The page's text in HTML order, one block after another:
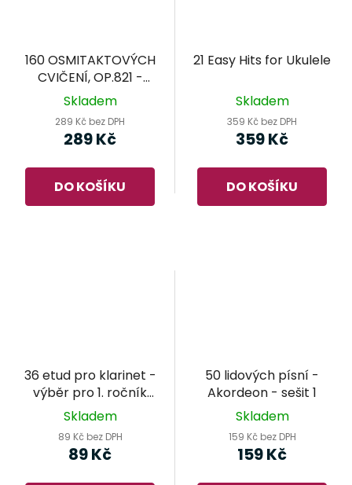
160 OSMITAKTOVÝCH
CVIČENÍ, OP.821 -
Czerny
Skladem
289 Kč bez DPH
289 Kč
DO KOŠÍKU
21 Easy Hits for Ukulele
Skladem
359 Kč bez DPH
359 Kč
DO KOŠÍKU
36 etud pro klarinet -
výběr pro 1. ročník
ZUŠ
Skladem
89 Kč bez DPH
89 Kč
50 lidových písní -
Akordeon - sešit 1
Skladem
159 Kč bez DPH
159 Kč